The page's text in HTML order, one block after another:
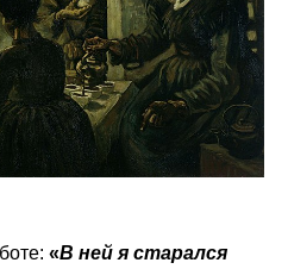
«В ней я старался